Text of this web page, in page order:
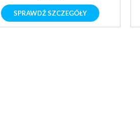
SPRAWDŹ SZCZEGÓŁY